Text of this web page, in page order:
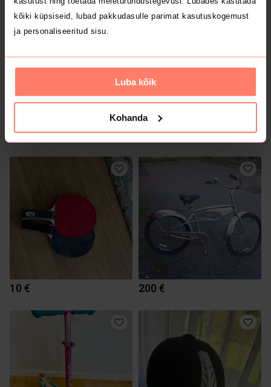
kõiki küpsiseid, lubad pakkudasulle parimat kasutuskogemust
ja personaliseeritud sisu.
Luba kõik
Kohanda
1
25 € 15 €
10 € 200 €